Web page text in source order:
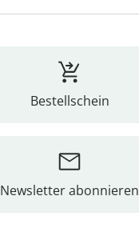
Bestellschein
Newsletter abonnieren